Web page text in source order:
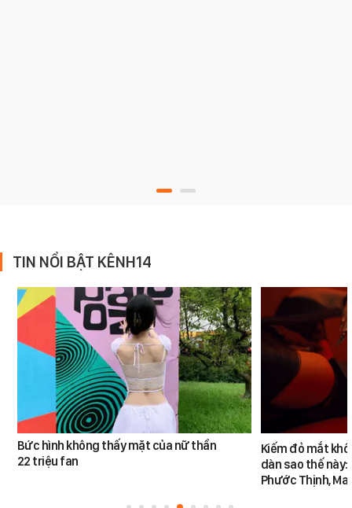
TIN NỔI BẬT KÊNH14
Bức hình không thấy mặt của nữ thần
22 triệu fan
Kiếm đỏ mắt
dàn sao thế này:
Phước Thịnh,